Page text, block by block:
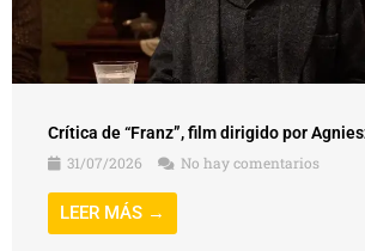
Crítica de “Franz”, film dirigido por
31/07/2026
No hay comentarios
LEER MÁS →